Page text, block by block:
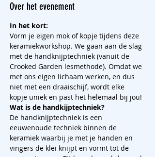
Over het evenement
In het kort:
Vorm je eigen mok of kopje tijdens deze
keramiekworkshop. We gaan aan de slag
met de handknijptechniek (vanuit de
Crooked Garden lesmethode). Omdat we
met ons eigen lichaam werken, en dus
niet met een draaischijf, wordt elke
kopje uniek en past het helemaal bij jou!
Wat is de handkijptechniek?
De handknijptechniek is een
eeuwenoude techniek binnen de
keramiek waarbij je met je handen en
vingers de klei knijpt en vormt tot de